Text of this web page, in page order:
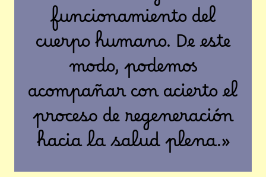
funcionamiento del
cuerpo humano. De este
modo, podemos
acompañar con acierto el
proceso de regeneración
hacia la salud plena.»